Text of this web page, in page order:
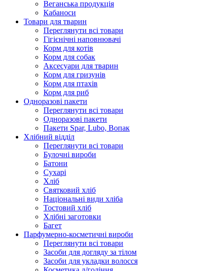
Веганська продукція
Кабаноси
Товари для тварин
Переглянути всі товари
Гігієнічні наповнювачі
Корм для котів
Корм для собак
Аксесуари для тварин
Корм для гризунів
Корм для птахів
Корм для риб
Одноразові пакети
Переглянути всі товари
Одноразові пакети
Пакети Spar, Lubo, Вопак
Хлібний відділ
Переглянути всі товари
Булочні вироби
Батони
Сухарі
Хліб
Святковий хліб
Національні види хліба
Тостовий хліб
Хлібні заготовки
Багет
Парфумерно-косметичні вироби
Переглянути всі товари
Засоби для догляду за тілом
Засоби для укладки волосся